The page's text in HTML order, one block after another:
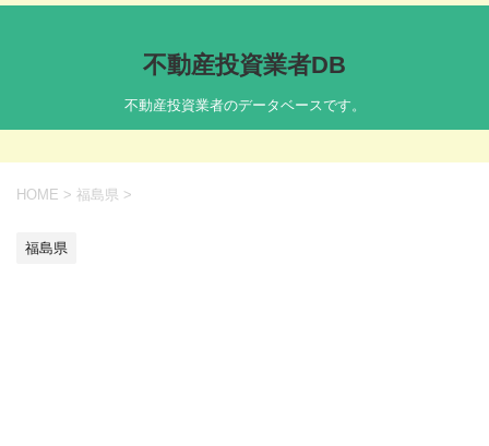
不動産投資業者DB
不動産投資業者のデータベースです。
HOME > 福島県 >
福島県